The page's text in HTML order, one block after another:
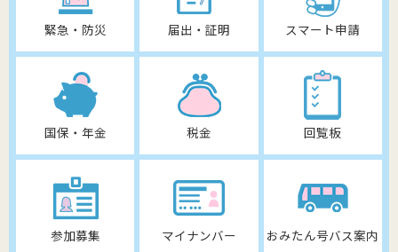
緊急・防災 届出・証明 スマート申請
国保・年金 税金 回覧板
参加募集 マイナンバー おみたん号バス案内